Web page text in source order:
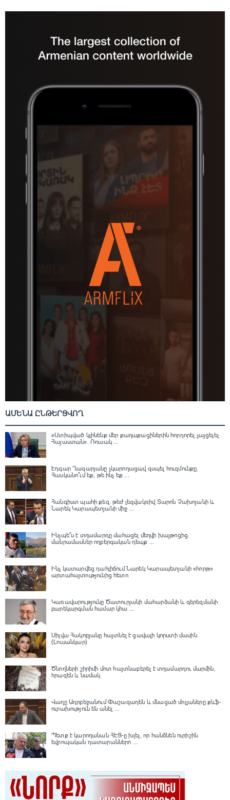
ԱՄԵՆԱ ԸՆԹԵՐՑՎՈՂ
«Ստիպված կլինենք մեր քաղաքացիներին հորդորել չայցելել
Հայաստան»․ Ռուսակ ...
Էդգար Ղազարյանը չկարողացավ զսպել հուզմունքը.
Հասկանո՞ւմ եք, թե ինչ եք ...
Հանգիստ պահի քեզ. թեժ լեզվակռիվ Տարոն Չախոյանի և
Նարեկ Կարապետյանի միջ ...
Ինչպե՞ս է տղամարդը մահացել մեղվի խայթոցից.
մանրամասներ ողբերգական դեպք ...
Ինչ կատարվեց դահլիճում Նարեկ Կարապետյանի «հորթ»
արտահայտությունից հետո
Կառավարությունը Ծատուրյանի մահարձանի և գերեզմանի
բարեկարգման համար կհա ...
Սիլվա Հակոբյանը հայտնել է ցավալի կորստի մասին
(Լուսանկար)
Ծնողների շիրիմի մոտ հայտնաբերել է տղամարդու մարմին,
հրազեն և նամակ
Վաղը Ադրբեջանում Փաշազադեն և մնացած մոլլաները քևֆ-
ուրախություն են անել ...
Պետք է կարողանան ՀԷՑ-ը խլել, որ հանձնեն ուրիշին.
եվրոպական դատարաններո ...